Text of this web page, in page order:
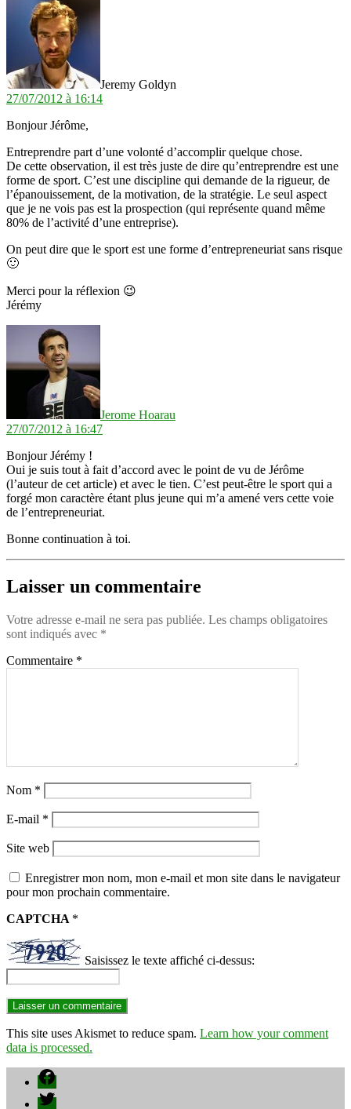
Jeremy Goldyn
27/07/2012 à 16:14
Bonjour Jérôme,
Entreprendre part d’une volonté d’accomplir quelque chose.
De cette observation, il est très juste de dire qu’entreprendre est une
forme de sport. C’est une discipline qui demande de la rigueur, de
l’épanouissement, de la motivation, de la stratégie. Le seul aspect
que je ne vois pas est la prospection (qui représente quand même
80% de l’activité d’une entreprise).
On peut dire que le sport est une forme d’entrepreneuriat sans risque
🙂
Merci pour la réflexion 😉
Jérémy
Jerome Hoarau
27/07/2012 à 16:47
Bonjour Jérémy !
Oui je suis tout à fait d’accord avec le point de vu de Jérôme
(l’auteur de cet article) et avec le tien. C’est peut-être le sport qui a
forgé mon caractère étant plus jeune qui m’a amené vers cette voie
de l’entrepreneuriat.
Bonne continuation à toi.
Laisser un commentaire
Votre adresse e-mail ne sera pas publiée. Les champs obligatoires
sont indiqués avec *
Commentaire *
Nom *
E-mail *
Site web
Enregistrer mon nom, mon e-mail et mon site dans le navigateur
pour mon prochain commentaire.
CAPTCHA *
Saisissez le texte affiché ci-dessus:
This site uses Akismet to reduce spam. Learn how your comment
data is processed.
Facebook
Twitter